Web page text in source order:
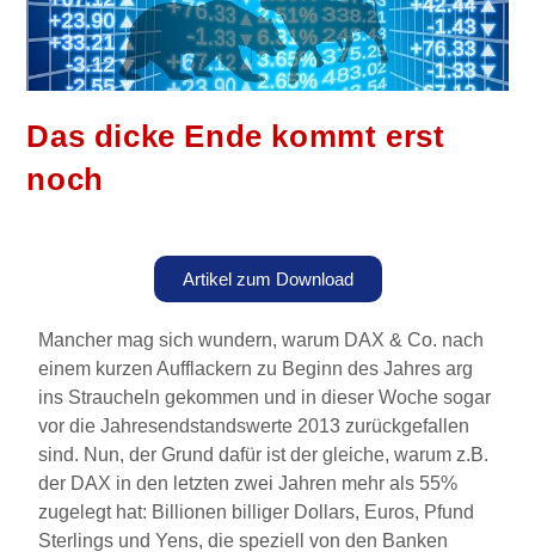
Das dicke Ende kommt erst
noch
Artikel zum Download
Mancher mag sich wundern, warum DAX & Co. nach
einem kurzen Aufflackern zu Beginn des Jahres arg
ins Straucheln gekommen und in dieser Woche sogar
vor die Jahresendstandswerte 2013 zurückgefallen
sind. Nun, der Grund dafür ist der gleiche, warum z.B.
der DAX in den letzten zwei Jahren mehr als 55%
zugelegt hat: Billionen billiger Dollars, Euros, Pfund
Sterlings und Yens, die speziell von den Banken